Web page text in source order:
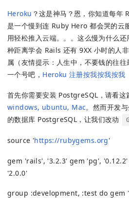
Heroku ？这是神马？恩，你知道每
是一个慢到连 Ruby Hero 都会哭的云
用轻松推入云端。。。这么慢为什么
种距离学会 Rails 还有 9XX 小时的人
属（友情提示：人生中，不要钱的往
一个号吧， Heroku 注册按我按我按我
首先你需要安装 PostgreSQL，请看这
windows, ubuntu, Mac。然而开发
的数据库 PostgreSQL，让我们改动
source 'https://rubygems.org'
gem 'rails', '3.2.3' gem 'pg',
'2.0.0'
group :development, :test do gem